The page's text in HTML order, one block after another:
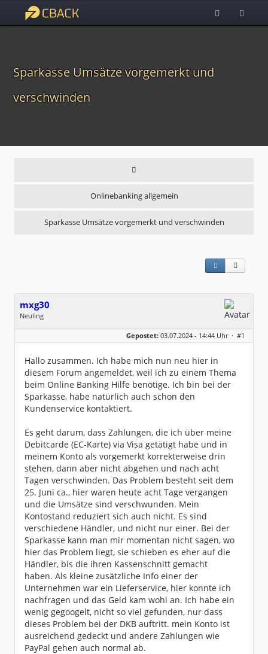
Sparkasse Umsätze vorgemerkt und
verschwinden
Onlinebanking allgemein
Sparkasse Umsätze vorgemerkt und verschwinden
mxg30
Neuling
Geschlecht:
keine Angabe
Dabei seit:
07 / 2024
Gepostet: 03.07.2024 - 14:44 Uhr · #1
Hallo zusammen. Ich habe mich nun neu hier in
diesem Forum angemeldet, weil ich zu einem Thema
beim Online Banking Hilfe benötige. Ich bin bei der
Sparkasse, habe natürlich auch schon den
Kundenservice kontaktiert.
Es geht darum, dass Zahlungen, die ich über meine
Debitcarde (EC-Karte) via Visa getätigt habe und in
meinem Konto als vorgemerkt korrekterweise drin
stehen, dann aber nicht abgehen und nach acht
Tagen verschwinden. Das Problem besteht seit dem
25. Juni ca., hier waren heute acht Tage vergangen
und die Umsätze sind verschwunden. Mein
Kontostand reduziert sich auch nicht. Es sind
verschiedene Händler, und nicht nur einer. Bei der
Sparkasse kann man mir momentan nicht sagen, wo
hier das Problem liegt, sie schieben es eher auf die
Händler, bis die ihren Kassenschnitt gemacht
haben. Als kleine zusätzliche Info einer der
Unternehmen war ein Lieferservice, hier konnte ich
nachfragen und das Geld kam wohl an. Ich habe ein
wenig gegoogelt, nicht so viel gefunden, nur dass
dieses Problem bei der DKB auftritt. mein Konto ist
ausreichend gedeckt und andere Zahlungen wie
PayPal gehen auch normal ab.